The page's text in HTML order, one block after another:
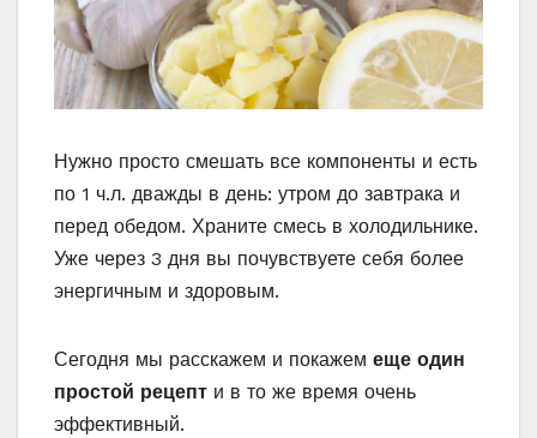
Нужно просто смешать все компоненты и есть
по 1 ч.л. дважды в день: утром до завтрака и
перед обедом. Храните смесь в холодильнике.
Уже через 3 дня вы почувствуете себя более
энергичным и здоровым.
Сегодня мы расскажем и покажем еще один
простой рецепт и в то же время очень
эффективный.